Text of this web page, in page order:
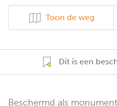
Toon de weg
Dit is een
Beschermd als